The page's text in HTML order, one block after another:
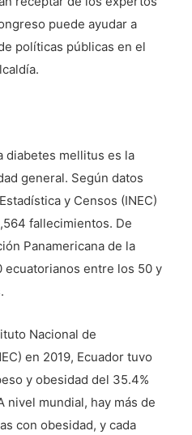
puede ayudar a
políticas públicas en el
diabetes mellitus es la
general. Según datos
y Censos (INEC)
fallecimientos. De
Panamericana de la
ecuatorianos entre los 50 y
Nacional de
en 2019, Ecuador tuvo
y obesidad del 35.4%
nivel mundial, hay más de
con obesidad, y cada